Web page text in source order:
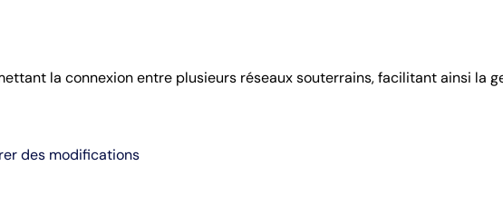
la connexion entre plusieurs réseaux souterrains, facilitant ainsi la
des modifications